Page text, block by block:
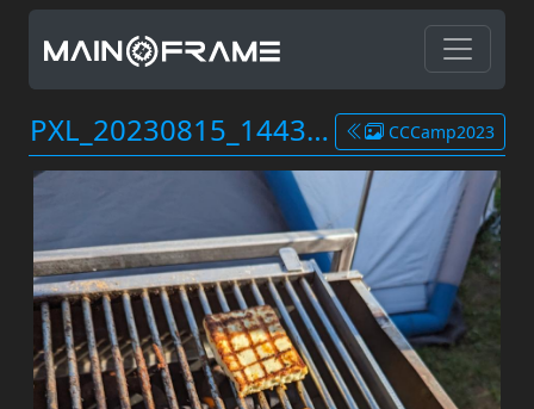
PXL_20230815_144300454.MP.jpg CCCamp2023